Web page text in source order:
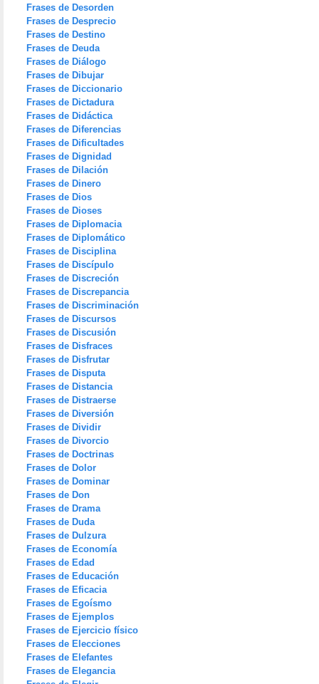
Frases de Desorden
Frases de Desprecio
Frases de Destino
Frases de Deuda
Frases de Diálogo
Frases de Dibujar
Frases de Diccionario
Frases de Dictadura
Frases de Didáctica
Frases de Diferencias
Frases de Dificultades
Frases de Dignidad
Frases de Dilación
Frases de Dinero
Frases de Dios
Frases de Dioses
Frases de Diplomacia
Frases de Diplomático
Frases de Disciplina
Frases de Discípulo
Frases de Discreción
Frases de Discrepancia
Frases de Discriminación
Frases de Discursos
Frases de Discusión
Frases de Disfraces
Frases de Disfrutar
Frases de Disputa
Frases de Distancia
Frases de Distraerse
Frases de Diversión
Frases de Dividir
Frases de Divorcio
Frases de Doctrinas
Frases de Dolor
Frases de Dominar
Frases de Don
Frases de Drama
Frases de Duda
Frases de Dulzura
Frases de Economía
Frases de Edad
Frases de Educación
Frases de Eficacia
Frases de Egoísmo
Frases de Ejemplos
Frases de Ejercicio físico
Frases de Elecciones
Frases de Elefantes
Frases de Elegancia